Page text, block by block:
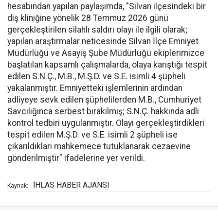
hesabından yapılan paylaşımda, "Silvan ilçesindeki bir
diş kliniğine yönelik 28 Temmuz 2026 günü
gerçekleştirilen silahlı saldırı olayı ile ilgili olarak;
yapılan araştırmalar neticesinde Silvan İlçe Emniyet
Müdürlüğü ve Asayiş Şube Müdürlüğü ekiplerimizce
başlatılan kapsamlı çalışmalarda, olaya karıştığı tespit
edilen S.N.Ç., M.B., M.Ş.D. ve S.E. isimli 4 şüpheli
yakalanmıştır. Emniyetteki işlemlerinin ardından
adliyeye sevk edilen şüphelilerden M.B., Cumhuriyet
Savcılığınca serbest bırakılmış; S.N.Ç. hakkında adli
kontrol tedbiri uygulanmıştır. Olayı gerçekleştirdikleri
tespit edilen M.Ş.D. ve S.E. isimli 2 şüpheli ise
çıkarıldıkları mahkemece tutuklanarak cezaevine
gönderilmiştir" ifadelerine yer verildi.
Kaynak: İHLAS HABER AJANSI